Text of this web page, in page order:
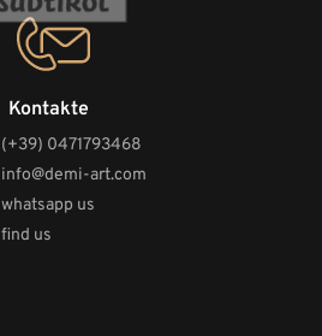
Kontakte
(+39) 0471793468
info@demi-art.com
whatsapp us
find us